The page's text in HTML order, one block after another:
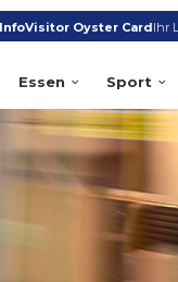
Visitor Oyster CardIhr
Essen Sport